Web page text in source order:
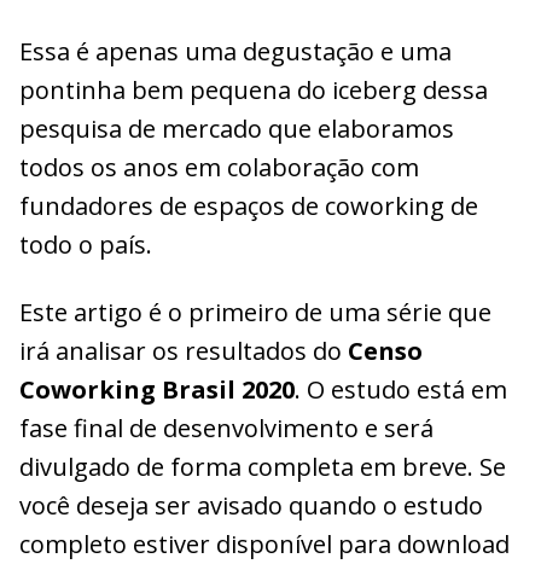
Essa é apenas uma degustação e uma
pontinha bem pequena do iceberg dessa
pesquisa de mercado que elaboramos
todos os anos em colaboração com
fundadores de espaços de coworking de
todo o país.
Este artigo é o primeiro de uma série que
irá analisar os resultados do Censo
Coworking Brasil 2020. O estudo está em
fase final de desenvolvimento e será
divulgado de forma completa em breve. Se
você deseja ser avisado quando o estudo
completo estiver disponível para download